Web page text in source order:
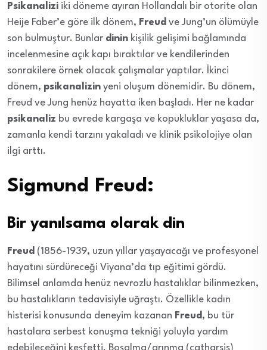
Psikanalizi iki döneme ayıran Hollandalı bir otorite olan
Heije Faber’e göre ilk dönem, Freud ve Jung’un ölümüyle
son bulmuştur. Bunlar dinin kişilik gelişimi bağlamında
incelenmesine açık kapı bıraktılar ve kendilerinden
sonrakilere örnek olacak çalışmalar yaptılar. İkinci
dönem, psikanalizin yeni oluşum dönemidir. Bu dönem,
Freud ve Jung henüz hayatta iken başladı. Her ne kadar
psikanaliz bu evrede kargaşa ve kopukluklar yaşasa da,
zamanla kendi tarzını yakaladı ve klinik psikolojiye olan
ilgi arttı.
Sigmund Freud:
Bir yanılsama olarak din
Freud (1856-1939, uzun yıllar yaşayacağı ve profesyonel
hayatını sürdüreceği Viyana’da tıp eğitimi gördü.
Bilimsel anlamda henüz nevrozlu hastalıklar bilinmezken,
bu hastalıkların tedavisiyle uğraştı. Özellikle kadın
histerisi konusunda deneyim kazanan Freud , bu tür
hastalara serbest konuşma tekniği yoluyla yardım
edebileceğini keşfetti. Boşalma/arınma (catharsis)